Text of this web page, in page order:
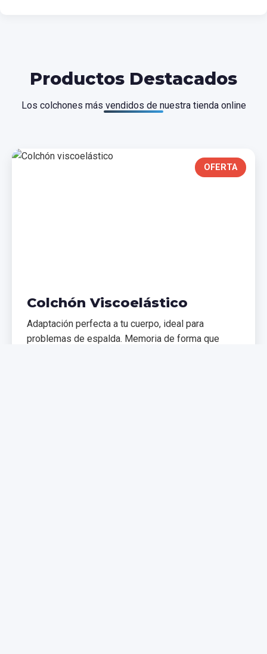
Productos Destacados
Los colchones más vendidos de nuestra tienda online
OFERTA
Colchón Viscoelástico
Adaptación perfecta a tu cuerpo, ideal para
problemas de espalda. Memoria de forma que